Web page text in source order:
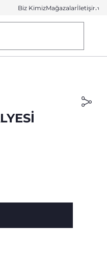
Biz KimizMağazalarİletişim